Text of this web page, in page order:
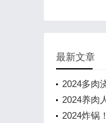
最新文章
2024多肉
2024养肉
救方案让
2024炸锅